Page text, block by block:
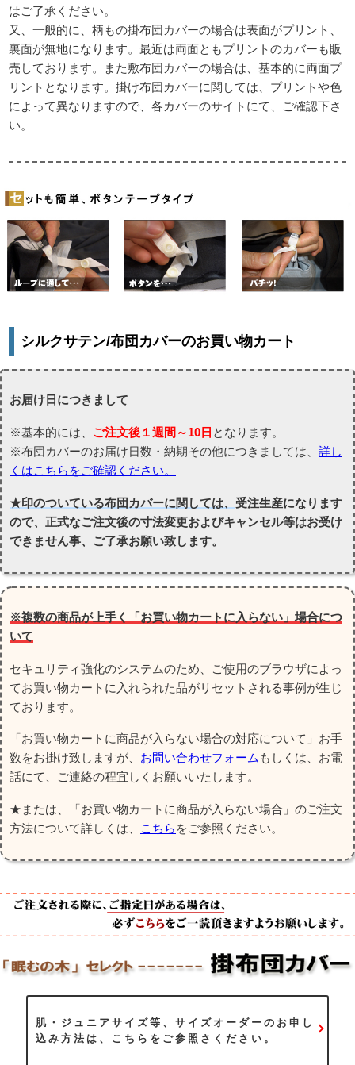
はご了承ください。
又、一般的に、柄もの掛布団カバーの場合は表面がプリント、
裏面が無地になります。最近は両面ともプリントのカバーも販
売しております。また敷布団カバーの場合は、基本的に両面プ
リントとなります。掛け布団カバーに関しては、プリントや色
によって異なりますので、各カバーのサイトにて、ご確認下さ
い。
シルクサテン/布団カバーのお買い物カート
お届け日につきまして
※基本的には、 ご注文後１週間～10日 となります。
※布団カバーのお届け日数・納期その他につきましては、 詳し
くはこちらをご確認ください。
★印のついている布団カバーに関しては、 受注生産になります
ので、正式なご注文後の寸法変更およびキャンセル等はお受け
できません事、ご了承お願い致します。
※複数の商品が上手く「お買い物カートに入らない」場合につ
いて
セキュリティ強化のシステムのため、ご使用のブラウザによっ
てお買い物カートに入れられた品がリセットされる事例が生じ
ております。
「お買い物カートに商品が入らない場合の対応について」お手
数をお掛け致しますが、 お問い合わせフォーム もしくは、お電
話にて、ご連絡の程宜しくお願いいたします。
★または、「お買い物カートに商品が入らない場合」のご注文
方法について詳しくは、
こちら をご参照ください。
肌・ジュニアサイズ等、サイズオーダーのお申し
込み方法は、こちらをご参照さください。